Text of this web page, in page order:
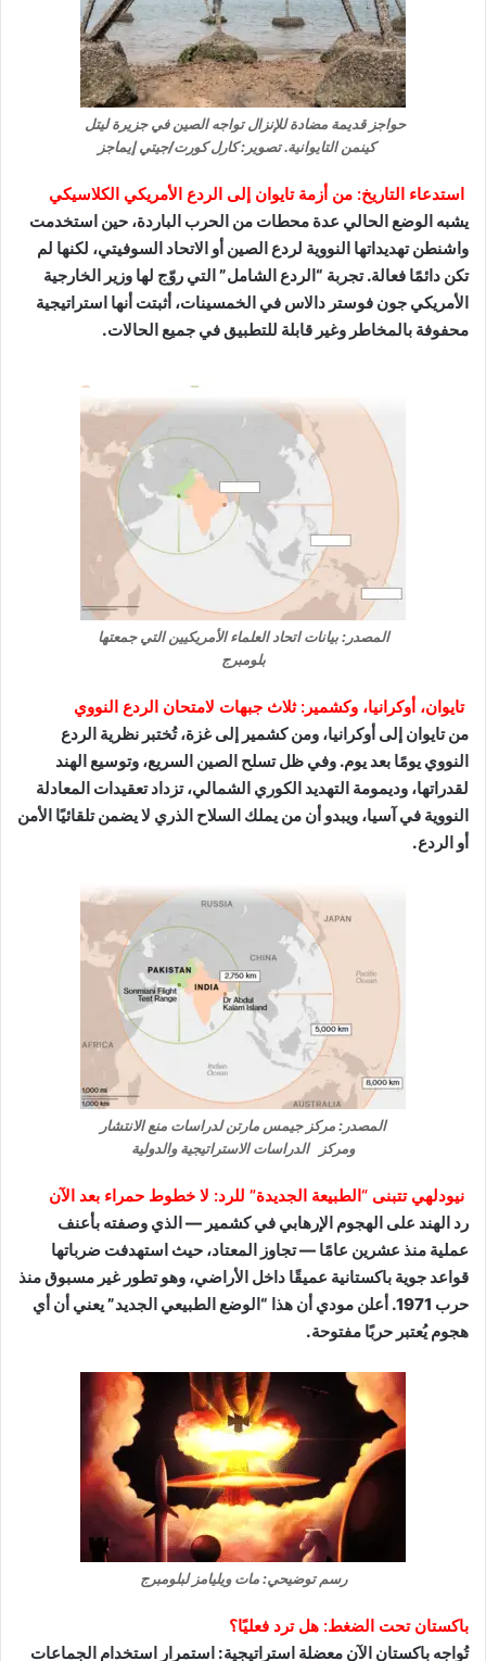
حواجز قديمة مضادة للإنزال تواجه الصين في جزيرة ليتل
كينمن التايوانية. تصوير: كارل كورت/جيتي إيماجز
استدعاء التاريخ: من أزمة تايوان إلى الردع الأمريكي الكلاسيكي
يشبه الوضع الحالي عدة محطات من الحرب الباردة، حين استخدمت
واشنطن تهديداتها النووية لردع الصين أو الاتحاد السوفيتي، لكنها لم
تكن دائمًا فعالة. تجربة “الردع الشامل” التي روّج لها وزير الخارجية
الأمريكي جون فوستر دالاس في الخمسينات، أثبتت أنها استراتيجية
محفوفة بالمخاطر وغير قابلة للتطبيق في جميع الحالات.
المصدر: بيانات اتحاد العلماء الأمريكيين التي جمعتها
بلومبرج
تايوان، أوكرانيا، وكشمير: ثلاث جبهات لامتحان الردع النووي
من تايوان إلى أوكرانيا، ومن كشمير إلى غزة، تُختبر نظرية الردع
النووي يومًا بعد يوم. وفي ظل تسلح الصين السريع، وتوسيع الهند
لقدراتها، وديمومة التهديد الكوري الشمالي، تزداد تعقيدات المعادلة
النووية في آسيا، ويبدو أن من يملك السلاح الذري لا يضمن تلقائيًا الأمن
أو الردع.
المصدر: مركز جيمس مارتن لدراسات منع الانتشار
ومركز الدراسات الاستراتيجية والدولية
نيودلهي تتبنى “الطبيعة الجديدة” للرد: لا خطوط حمراء بعد الآن
رد الهند على الهجوم الإرهابي في كشمير — الذي وصفته بأعنف
عملية منذ عشرين عامًا — تجاوز المعتاد، حيث استهدفت ضرباتها
قواعد جوية باكستانية عميقًا داخل الأراضي، وهو تطور غير مسبوق منذ
حرب 1971. أعلن مودي أن هذا “الوضع الطبيعي الجديد” يعني أن أي
هجوم يُعتبر حربًا مفتوحة.
رسم توضيحي: مات ويليامز لبلومبرج
باكستان تحت الضغط: هل ترد فعليًا؟
تُواجه باكستان الآن معضلة استراتيجية: استمرار استخدام الجماعات